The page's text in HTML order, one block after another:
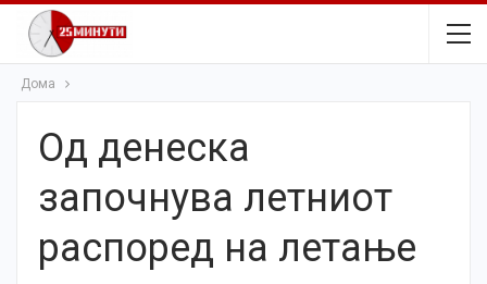
Дома
Од денеска
започнува летниот
распоред на летање